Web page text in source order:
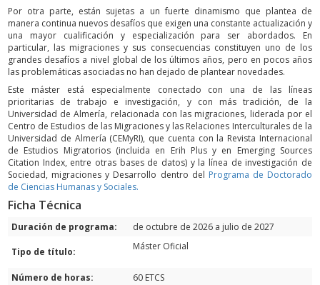
Por otra parte, están sujetas a un fuerte dinamismo que plantea de
manera continua nuevos desafíos que exigen una constante actualización y
una mayor cualificación y especialización para ser abordados. En
particular, las migraciones y sus consecuencias constituyen uno de los
grandes desafíos a nivel global de los últimos años, pero en pocos años
las problemáticas asociadas no han dejado de plantear novedades.
Este máster está especialmente conectado con una de las líneas
prioritarias de trabajo e investigación, y con más tradición, de la
Universidad de Almería, relacionada con las migraciones, liderada por el
Centro de Estudios de las Migraciones y las Relaciones Interculturales de la
Universidad de Almería (CEMyRI), que cuenta con la Revista Internacional
de Estudios Migratorios (incluida en Erih Plus y en Emerging Sources
Citation Index, entre otras bases de datos) y la línea de investigación de
Sociedad, migraciones y Desarrollo dentro del Programa de Doctorado
de Ciencias Humanas y Sociales.
Ficha Técnica
Duración de programa: de octubre de 2026 a julio de 2027
Tipo de título: Máster Oficial
Número de horas:
60 ETCS